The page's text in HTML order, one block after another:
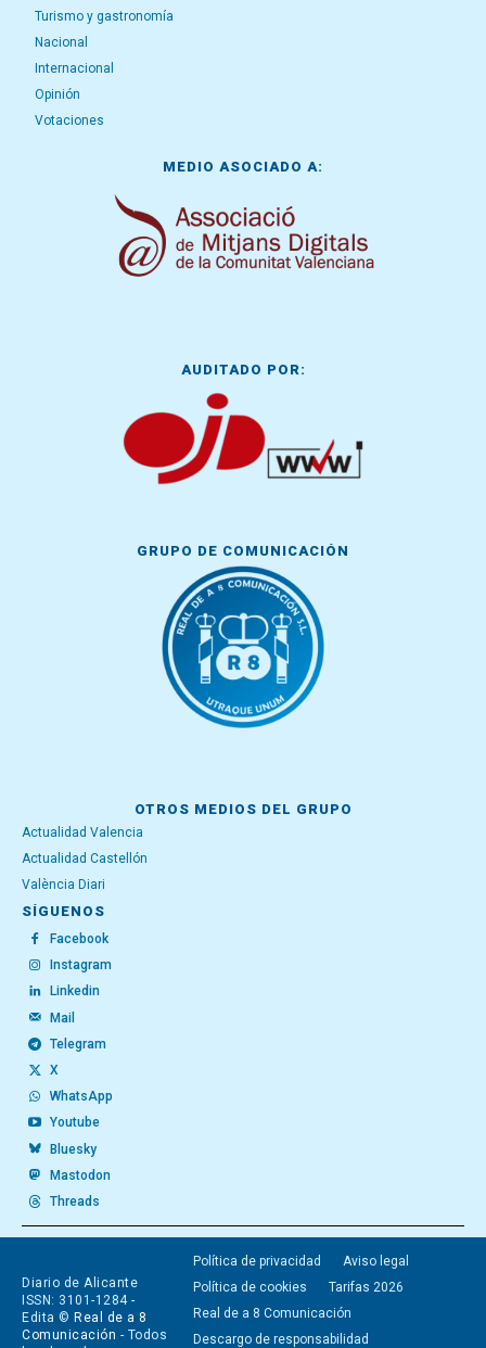
Turismo y gastronomía
Nacional
Internacional
Opinión
Votaciones
MEDIO ASOCIADO A:
AUDITADO POR:
GRUPO DE COMUNICACIÓN
OTROS MEDIOS DEL GRUPO
Actualidad Valencia
Actualidad Castellón
València Diari
SÍGUENOS
Facebook
Instagram
Linkedin
Mail
Telegram
X
WhatsApp
Youtube
Bluesky
Mastodon
Threads
Diario de Alicante
ISSN: 3101-1284 -
Edita © Real de a 8
Comunicación - Todos
Política de privacidad
Aviso legal
Política de cookies
Tarifas 2026
Real de a 8 Comunicación
Descargo de responsabilidad